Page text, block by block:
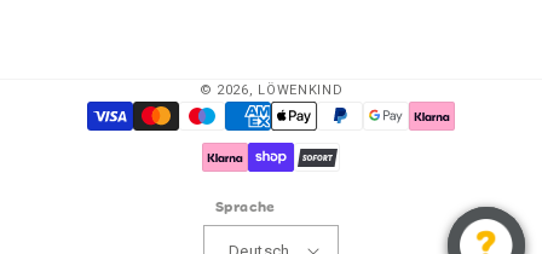
© 2026, LÖWENKIND
Zahlungsmethoden
Sprache
Deutsch